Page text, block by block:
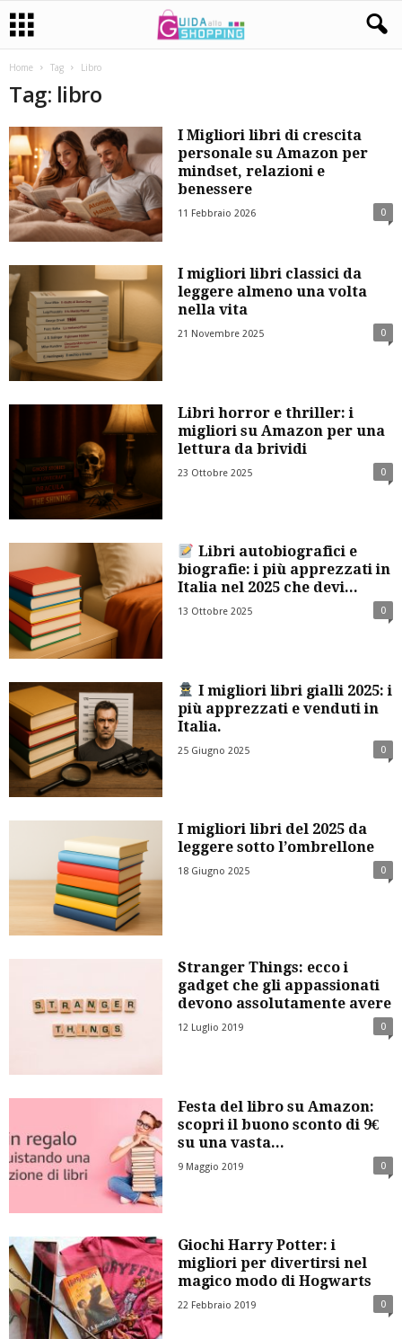
Home Tag Libro
Tag: libro
I Migliori libri di crescita
personale su Amazon per
mindset, relazioni e
benessere
11 Febbraio 2026 0
I migliori libri classici da
leggere almeno una volta
nella vita
21 Novembre 2025 0
Libri horror e thriller: i
migliori su Amazon per una
lettura da brividi
23 Ottobre 2025 0
Libri autobiografici e
biografie: i più apprezzati in
Italia nel 2025 che devi...
13 Ottobre 2025 0
I migliori libri gialli 2025: i
più apprezzati e venduti in
Italia.
25 Giugno 2025 0
I migliori libri del 2025 da
leggere sotto l’ombrellone
18 Giugno 2025 0
Stranger Things: ecco i
gadget che gli appassionati
devono assolutamente avere
12 Luglio 2019 0
Festa del libro su Amazon:
scopri il buono sconto di 9€
su una vasta...
9 Maggio 2019 0
Giochi Harry Potter: i
migliori per divertirsi nel
magico modo di Hogwarts
22 Febbraio 2019 0